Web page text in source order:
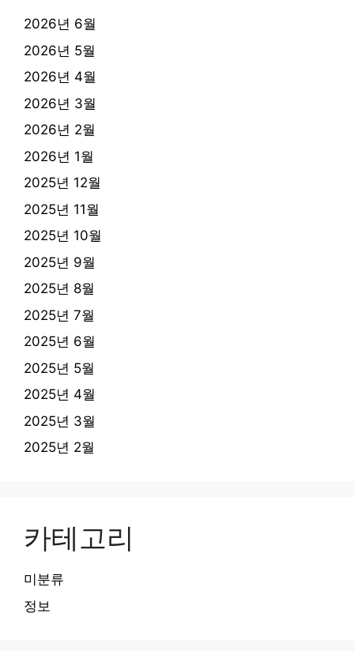
2026년 6월
2026년 5월
2026년 4월
2026년 3월
2026년 2월
2026년 1월
2025년 12월
2025년 11월
2025년 10월
2025년 9월
2025년 8월
2025년 7월
2025년 6월
2025년 5월
2025년 4월
2025년 3월
2025년 2월
카테고리
미분류
정보